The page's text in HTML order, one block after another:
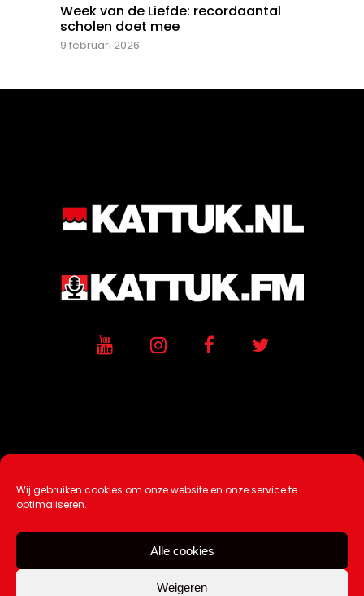
Wij gebruiken cookies om onze website en onze service te
optimaliseren.
Alle cookies
Weigeren
Week van de Liefde: recordaantal
scholen doet mee
9 februari 2026
Ontwikkeling / Hosting doorAtSea
Over Ons |Tip de redactie
Contact